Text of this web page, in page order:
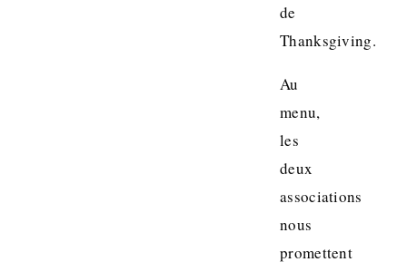
de
Thanksgiving.
Au
menu,
les
deux
associations
nous
promettent